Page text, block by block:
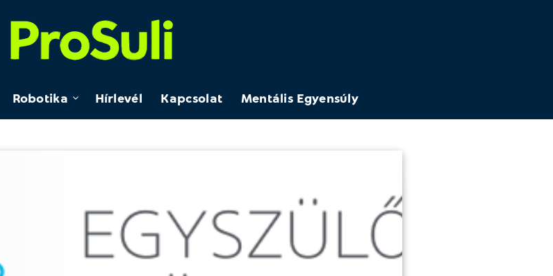
Robotika Hírlevél Kapcsolat Mentális Egyensúly